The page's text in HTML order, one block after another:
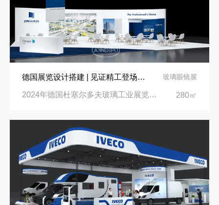
德国展览设计搭建 | 见证精工登场玻璃工业展览会 Glasstec 2024 玻璃眼镜展
2024年德国杜塞尔多夫玻璃工业展览会Glasstec|德国杜塞尔多夫会展中心 280㎡